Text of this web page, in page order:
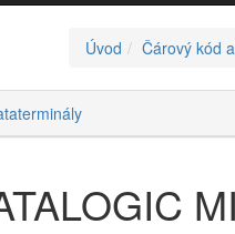
Úvod Čárový kód